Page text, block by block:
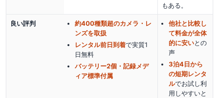
もある。
良い評判
約400種類超のカメラ・レ
ンズを取扱
レンタル前日到着で実質1
日無料
バッテリー2個・記録メデ
ィア標準付属
他社と比較し
て料金が全体
的に安いとの
声
3泊4日から
の短期レンタ
ルでお試し利
用しやすいと